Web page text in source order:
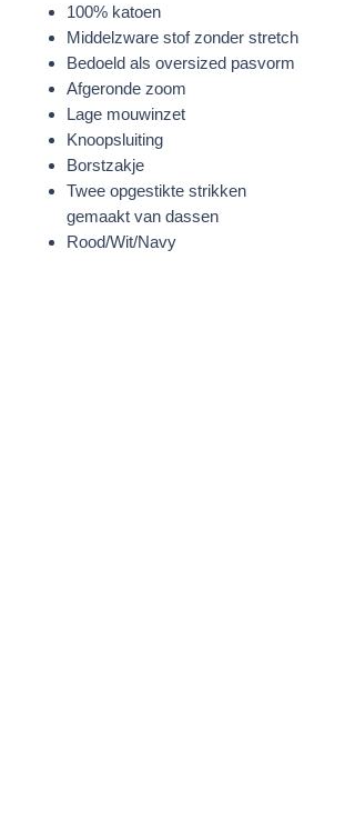
100% katoen
Middelzware stof zonder stretch
Bedoeld als oversized pasvorm
Afgeronde zoom
Lage mouwinzet
Knoopsluiting
Borstzakje
Twee opgestikte strikken
gemaakt van dassen
Rood/Wit/Navy